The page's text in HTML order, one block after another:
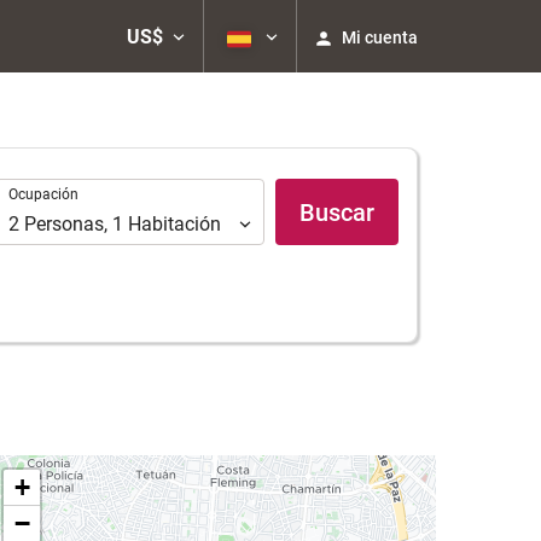
US$ Mi cuenta
Ocupación
Ocupación
2 Personas, 1 Habitación Buscar
+
−